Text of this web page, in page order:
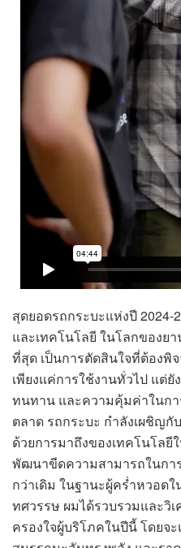
สุดยอดรถกระบะแห่งปี 2024-
และเทคโนโลยี ในโลกของย
ที่สุด เป็นการตัดสินใจที่ต้องพิ
เพียงแค่การใช้งานทั่วไป แต่
ทนทาน และความคุ้มค่าในกา
ตลาด รถกระบะ กำลังเผชิญ
ด้วยการมาถึงของเทคโนโล
พัฒนาขีดความสามารถในกา
กว่าเดิม ในฐานะผู้คร่ำหวอด
ทศวรรษ ผมได้รวบรวมและวิ
ครองใจผู้บริโภคในปีนี้ โดยจะ